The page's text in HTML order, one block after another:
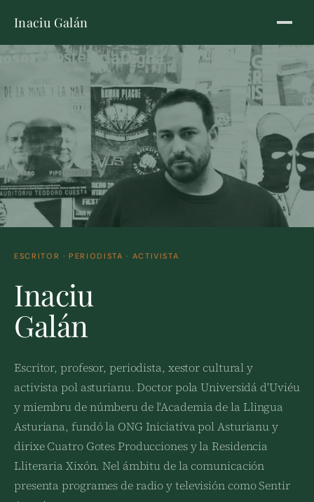
Inaciu Galán
ESCRITOR · PERIODISTA · ACTIVISTA
Inaciu
Galán
Escritor, profesor, periodista, xestor cultural y
activista pol asturianu. Doctor pola Universidá d'Uviéu
y miembru de númberu de l'Academia de la Llingua
Asturiana, fundó la ONG Iniciativa pol Asturianu y
dirixe Cuatro Gotes Producciones y la Residencia
Lliteraria Xixón. Nel ámbitu de la comunicación
presenta programes de radio y televisión como Sentir